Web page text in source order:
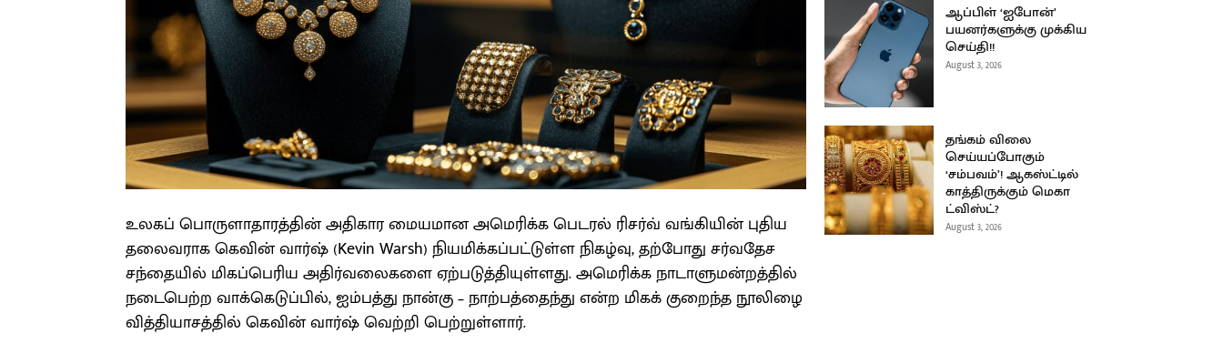
உலகப் பொருளாதாரத்தின் அதிகார மையமான அமெரிக்க பெடரல் ரிசர்வ் வங்கியின் புதிய
தலைவராக கெவின் வார்ஷ் (Kevin Warsh) நியமிக்கப்பட்டுள்ள நிகழ்வு, தற்போது சர்வதேச
சந்தையில் மிகப்பெரிய அதிர்வலைகளை ஏற்படுத்தியுள்ளது. அமெரிக்க நாடாளுமன்றத்தில்
நடைபெற்ற வாக்கெடுப்பில், ஐம்பத்து நான்கு – நாற்பத்தைந்து என்ற மிகக் குறைந்த நூலிழை
வித்தியாசத்தில் கெவின் வார்ஷ் வெற்றி பெற்றுள்ளார்.
ஆப்பிள் ‘ஐபோன்’
பயனர்களுக்கு முக்கிய
செய்தி!!
August 3, 2026
தங்கம் விலை
செய்யப்போகும்
‘சம்பவம்’! ஆகஸ்ட்டில்
காத்திருக்கும் மெகா
ட்விஸ்ட்?
August 3, 2026